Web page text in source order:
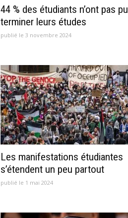
44 % des étudiants n’ont pas pu
terminer leurs études
publié le 3 novembre 2024
Les manifestations étudiantes
s’étendent un peu partout
publié le 1 mai 2024